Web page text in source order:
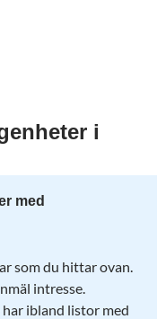
i
med
som du hittar ovan.
intresse.
har ibland listor med